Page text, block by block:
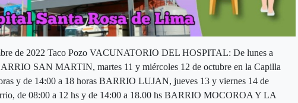
de 2022 Taco Pozo VACUNATORIO DEL HOSPITAL: De lunes a
SAN MARTIN, martes 11 y miércoles 12 de octubre en la Capilla
y de 14:00 a 18 horas BARRIO LUJAN, jueves 13 y viernes 14 de
de 08:00 a 12 hs y de 14:00 a 18.00 hs BARRIO MOCOROA Y LA